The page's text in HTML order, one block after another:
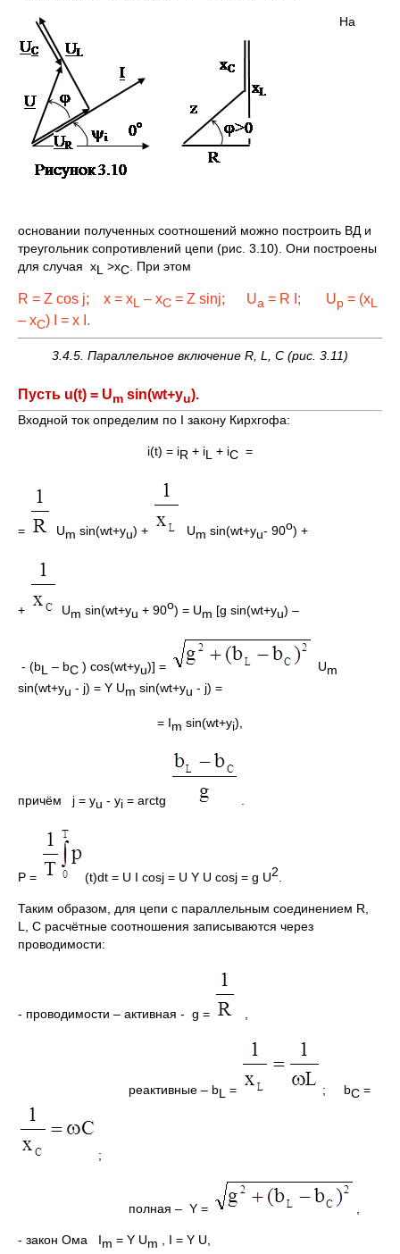
На
основании полученных соотношений можно построить ВД и
треугольник сопротивлений цепи (рис. 3.10). Они построены
для случая xL >xC . При этом
R = Z cos j; x = xL – xC = Z sinj; Ua = R I; Up = (xL
– xC) I = x I.
3.4.5. Параллельное включение R L C (рис. 3.11)
Пусть u(t) = Um sin(wt+yu).
Входной ток определим по I закону Кирхгофа:
i(t) = iR + iL + iC =
= Um sin(wt+yu) + Um sin(wt+yu- 90o) +
+ Um sin(wt+yu + 90o) = Um [g sin(wt+yu) –
- (bL – bC ) cos(wt+yu)] = Um
sin(wt+yu - j) = Y Um sin(wt+yu - j) =
= Im sin(wt+yi),
причём j = yu - yi = arctg
P = (t)dt = U I cosj = U Y U cosj = g U2
Таким образом, для цепи с параллельным соединением R,
L, C расчётные соотношения записываются через
проводимости:
- проводимости – активная - g =
реактивные – bL = ; bC =
;
полная – Y = ,
- закон Ома Im = Y Um , I = Y U,